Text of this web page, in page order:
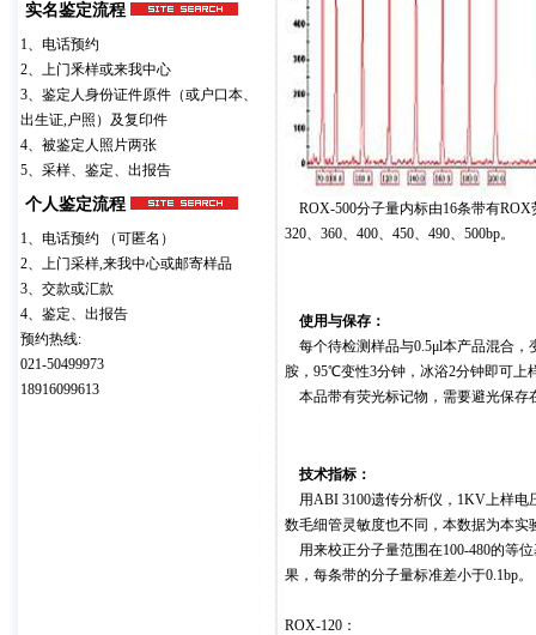
实名鉴定流程
1、电话预约
2、上门釆样或来我中心
3、鉴定人身份证件原件（或户口本、
出生证,户照）及复印件
4、被鉴定人照片两张
5、采样、鉴定、出报告
个人鉴定流程
1、电话预约 （可匿名）
2、上门采样,来我中心或邮寄样品
3、交款或汇款
4、鉴定、出报告
预约热线:
021-50499973
18916099613
ROX-500分子量内标由16条带有ROX
320、360、400、450、490、500bp。
使用与保存：
每个待检测样品与0.5μl本产品混合，
胺，95℃变性3分钟，冰浴2分钟即可上
本品带有荧光标记物，需要避光保存
技术指标：
用ABI 3100遗传分析仪，1KV上样电
数毛细管灵敏度也不同，本数据为本
用来校正分子量范围在100-480的等
果，每条带的分子量标准差小于0.1bp。
ROX-120：